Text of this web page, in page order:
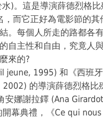
)。這是導演薛德烈格比
，而它正好為電影節的其
。每個人所走的路都各
自主性和自由，究竟人
來的?
jeune, 1995) 和《西班
2002) 的導演薛德烈格比
安娜謝拉鐸 (Ana
幕典禮，《Ce qui nous